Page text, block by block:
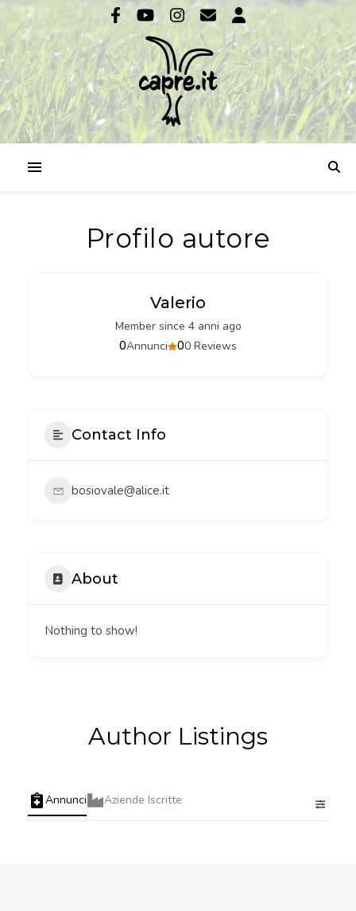
Profilo autore
Valerio
Member since 4 anni ago
00 Reviews
0Annunci
Contact Info
bosiovale@alice.it
About
Nothing to show!
Author Listings
Annunci Aziende Iscritte